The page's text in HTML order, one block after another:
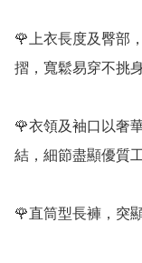
🌹上衣長度及臀部
摺，寬鬆易穿不挑
🌹衣領及袖口以奢
結，細節盡顯優質
🌹直筒型長褲，突